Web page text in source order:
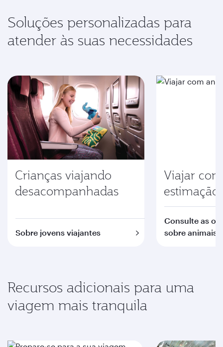
Soluções personalizadas para
atender às suas necessidades
Crianças viajando
desacompanhadas
Sobre jovens viajantes
Viajar
estimação
Consulte as
sobre animais
Recursos adicionais para uma
viagem mais tranquila